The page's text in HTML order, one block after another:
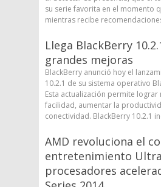
su serie favorita en el momento
mientras recibe
Llega BlackBerry
grandes mejoras
BlackBerry anunció hoy el
10.2.1 de su sistema operativo
Esta actualización permite lograr
facilidad, aumentar la
conectividad. BlackBerry 10.2.1
AMD revoluciona el
entretenimiento
procesadores